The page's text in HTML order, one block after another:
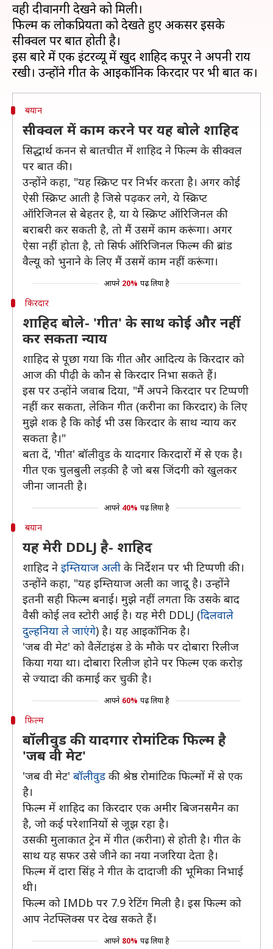
वही दीवानगी देखने को मिली।
फिल्म की लोकप्रियता को देखते हुए अकसर इसके
सीक्वल पर बात होती है।
इस बारे में एक इंटरव्यू में खुद शाहिद कपूर ने अपनी राय
बयान
सीक्वल में काम करने पर यह बोले शाहिद
सिद्धार्थ कनन से बातचीत में शाहिद ने फिल्म के सीक्वल
पर बात की।
उन्होंने कहा, "यह स्क्रिप्ट पर निर्भर करता है। अगर कोई
ऐसी स्क्रिप्ट आती है जिसे पढ़कर लगे, ये स्क्रिप्ट
ऑरिजिनल से बेहतर है, या ये स्क्रिप्ट ऑरिजिनल की
बराबरी कर सकती है, तो मैं उसमें काम करूंगा। अगर
ऐसा नहीं होता है, तो सिर्फ ऑरिजिनल फिल्म की ब्रांड
वैल्यू को भुनाने के लिए मैं उसमें काम नहीं करूंगा।
आपने 20% पढ़ लिया है
किरदार
शाहिद बोले- 'गीत' के साथ कोई और नहीं
कर सकता न्याय
शाहिद से पूछा गया कि गीत और आदित्य के किरदार को
आज की पीढ़ी के कौन से किरदार निभा सकते हैं।
इस पर उन्होंने जवाब दिया, "मैं अपने किरदार पर टिप्पणी
नहीं कर सकता, लेकिन गीत (करीना का किरदार) के लिए
मुझे शक है कि कोई भी उस किरदार के साथ न्याय कर
सकता है।"
बता दें, 'गीत' बॉलीवुड के यादगार किरदारों में से एक है।
गीत एक चुलबुली लड़की है जो बस जिंदगी को खुलकर
जीना जानती है।
आपने 40% पढ़ लिया है
बयान
यह मेरी DDLJ है- शाहिद
शाहिद ने इम्तियाज अली के निर्देशन पर भी टिप्पणी की।
उन्होंने कहा, "यह इम्तियाज अली का जादू है। उन्होंने
इतनी सही फिल्म बनाई। मुझे नहीं लगता कि उसके बाद
वैसी कोई लव स्टोरी आई है। यह मेरी DDLJ (दिलवाले
दुल्हनिया ले जाएंगे) है। यह आइकॉनिक है।
'जब वी मेट' को वैलेंटाइंस डे के मौके पर दोबारा रिलीज
किया गया था। दोबारा रिलीज होने पर फिल्म एक करोड़
से ज्यादा की कमाई कर चुकी है।
आपने 60% पढ़ लिया है
फिल्म
बॉलीवुड की यादगार रोमांटिक फिल्म है
'जब वी मेट'
'जब वी मेट' बॉलीवुड की श्रेष्ठ रोमांटिक फिल्मों में से एक
है।
फिल्म में शाहिद का किरदार एक अमीर बिजनसमैन का
है, जो कई परेशानियों से जूझ रहा है।
उसकी मुलाकात ट्रेन में गीत (करीना) से होती है। गीत के
साथ यह सफर उसे जीने का नया नजरिया देता है।
फिल्म में दारा सिंह ने गीत के दादाजी की भूमिका निभाई
थी।
फिल्म को IMDb पर 7.9 रेटिंग मिली है। इस फिल्म को
आप नेटफ्लिक्स पर देख सकते हैं।
आपने 80% पढ़ लिया है